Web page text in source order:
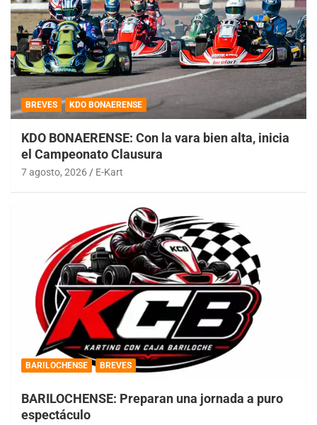
BREVES KDO BONAERENSE
KDO BONAERENSE: Con la vara bien alta, inicia
el Campeonato Clausura
7 agosto, 2026 E-Kart
BARILOCHENSE BREVES
BARILOCHENSE: Preparan una jornada a puro
espectáculo